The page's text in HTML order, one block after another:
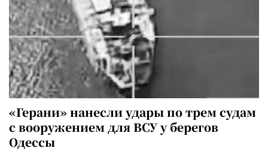
«Герани» нанесли удары по трем судам
с вооружением для ВСУ у берегов
Одессы